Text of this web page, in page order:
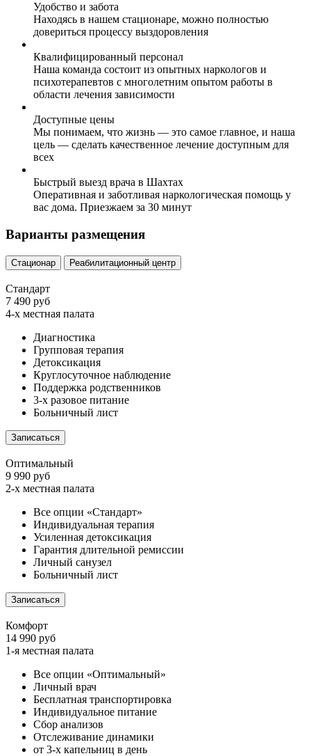
Удобство и забота
Находясь в нашем стационаре, можно полностью
довериться процессу выздоровления
Квалифицированный персонал
Наша команда состоит из опытных наркологов и
психотерапевтов с многолетним опытом работы в
области лечения зависимости
Доступные цены
Мы понимаем, что жизнь — это самое главное, и наша
цель — сделать качественное лечение доступным для
всех
Быстрый выезд врача в Шахтах
Оперативная и заботливая наркологическая помощь у
вас дома. Приезжаем за 30 минут
Варианты размещения
Стационар Реабилитационный центр
Стандарт
7 490 руб
4-х местная палата
Диагностика
Групповая терапия
Детоксикация
Круглосуточное наблюдение
Поддержка родственников
3-х разовое питание
Больничный лист
Записаться
Оптимальный
9 990 руб
2-х местная палата
Все опции «Стандарт»
Индивидуальная терапия
Усиленная детоксикация
Гарантия длительной ремиссии
Личный санузел
Больничный лист
Записаться
Комфорт
14 990 руб
1-я местная палата
Все опции «Оптимальный»
Личный врач
Бесплатная транспортировка
Индивидуальное питание
Сбор анализов
Отслеживание динамики
от 3-х капельниц в день